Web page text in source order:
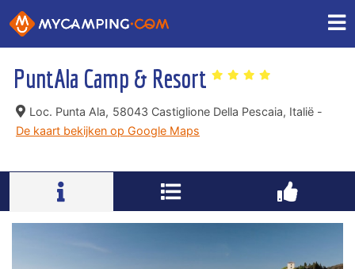
PuntAla Camp & Resort
Loc. Punta Ala, 58043 Castiglione Della Pescaia, Italië -
De kaart bekijken op Google Maps